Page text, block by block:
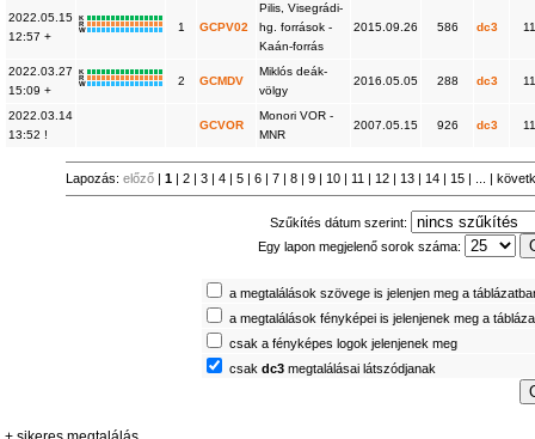
2022.05.15
12:57 +
K
R
W
1 GCPV02
Pilis, Visegrádi-
hg. források -
Kaán-forrás
2015.09.26 586 dc3
2022.03.27
15:09 +
K
R
W
2 GCMDV
Miklós deák-
völgy
2016.05.05 288 dc3
2022.03.14
13:52 !
GCVOR
Monori VOR -
MNR
2007.05.15 926 dc3
Lapozás:előző |1 2 3 4 5 6 7 8 9 10 11 12 13 14 15
Szűkítés dátum szerint:
Egy lapon megjelenő sorok száma:
a megtalálások szövege is jelenjen meg a
a megtalálások fényképei is jelenjenek meg a
csak a fényképes logok jelenjenek meg
csakdc3 megtalálásai látszódjanak